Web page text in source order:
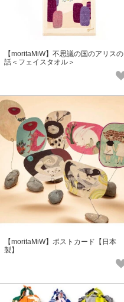
【moritaMiW】不思議の国のアリスの
話＜フェイスタオル＞
【moritaMiW】ポストカード【日本
製】